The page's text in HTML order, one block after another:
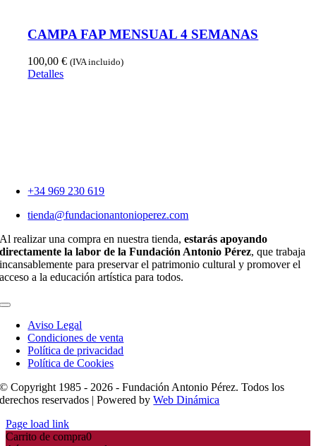
CAMPA FAP MENSUAL 4 SEMANAS
100,00€ (IVA incluido)
Detalles
+34 969 230 619
tienda@fundacionantonioperez.com
Al realizar una compra en nuestra tienda,estarás apoyando
directamente la labor de la Fundación Antonio Pérez, que trabaja
incansablemente para preservar el patrimonio cultural y promover el
acceso a la educación artística para todos.
Toggle
NavigationAviso Legal
Condiciones de venta
Política de privacidad
Política de Cookies
© Copyright 1985 - 2026 - Fundación Antonio Pérez. Todos los
derechos reservados | Powered byWeb Dinámica
Page load link
Carrito de compra0